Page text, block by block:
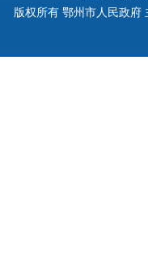
版权所有 鄂州市人民政府